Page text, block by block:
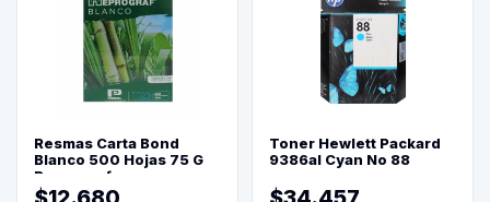
Resmas Carta Bond
Blanco 500 Hojas 75 G
Reprograf.
Toner Hewlett Packard
9386al Cyan No 88